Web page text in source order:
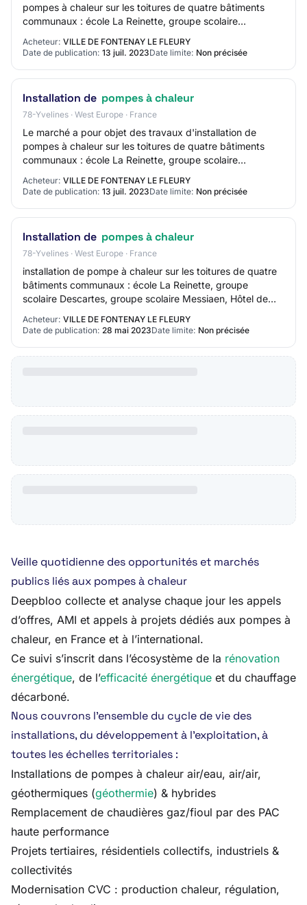
pompes à chaleur sur les toitures de quatre bâtiments
communaux : école La Reinette, groupe scolaire
Acheteur: VILLE DE FONTENAY LE FLEURY
Date de publication: 13 juil. 2023Date limite: Non précisée
Installation de pompes à chaleur
78-Yvelines · West Europe · France
Le marché a pour objet des travaux d'installation de
pompes à chaleur sur les toitures de quatre bâtiments
communaux : école La Reinette, groupe scolaire
Acheteur: VILLE DE FONTENAY LE FLEURY
Date de publication: 13 juil. 2023Date limite: Non précisée
Installation de pompes à chaleur
78-Yvelines · West Europe · France
installation de pompe à chaleur sur les toitures de quatre
bâtiments communaux : école La Reinette, groupe
scolaire Descartes, groupe scolaire Messiaen, Hôtel de
Acheteur: VILLE DE FONTENAY LE FLEURY
Date de publication: 28 mai 2023Date limite: Non précisée
Veille quotidienne des opportunités et marchés
publics liés aux pompes à chaleur
Deepbloo collecte et analyse chaque jour les appels
d’offres, AMI et appels à projets dédiés aux pompes à
chaleur, en France et à l’international.
Ce suivi s’inscrit dans l’écosystème de la rénovation
énergétique, de l’efficacité énergétique et du chauffage
décarboné.
Nous couvrons l’ensemble du cycle de vie des
installations, du développement à l’exploitation, à
toutes les échelles territoriales :
Installations de pompes à chaleur air/eau, air/air,
géothermiques (géothermie) & hybrides
Remplacement de chaudières gaz/fioul par des PAC
haute performance
Projets tertiaires, résidentiels collectifs, industriels &
collectivités
Modernisation CVC : production chaleur, régulation,